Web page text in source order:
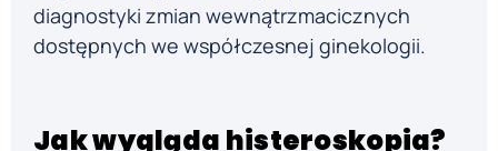
diagnostyki zmian wewnątrzmacicznych
dostępnych we współczesnej ginekologii.
Jak wygląda histeroskopia?